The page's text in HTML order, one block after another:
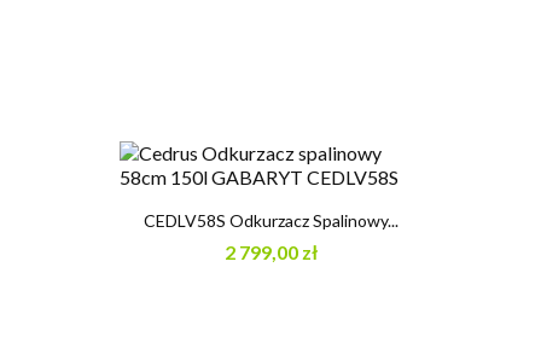
CEDLV58S Odkurzacz Spalinowy...
2 799,00 zł